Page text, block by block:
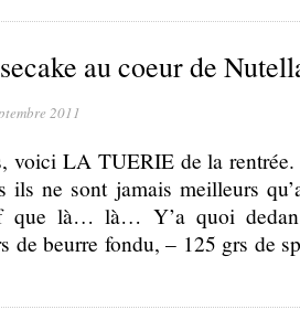
au coeur de
2011
voici LA TUERIE de la
ils ne sont jamais meilleurs
que là… là… Y’a quoi
de beurre fondu, – 125 grs de